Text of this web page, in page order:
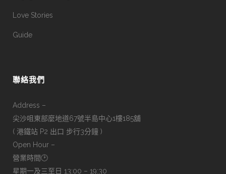
Love Stories
Guide
聯絡我們
Address –
尖沙咀東部麼地道67號半島中心1樓185舖
( 港鐵站 P2 出口 步行3分鐘 )
Open Hour –
營業時間🕑
星期一及三至日 13:00 – 19:30